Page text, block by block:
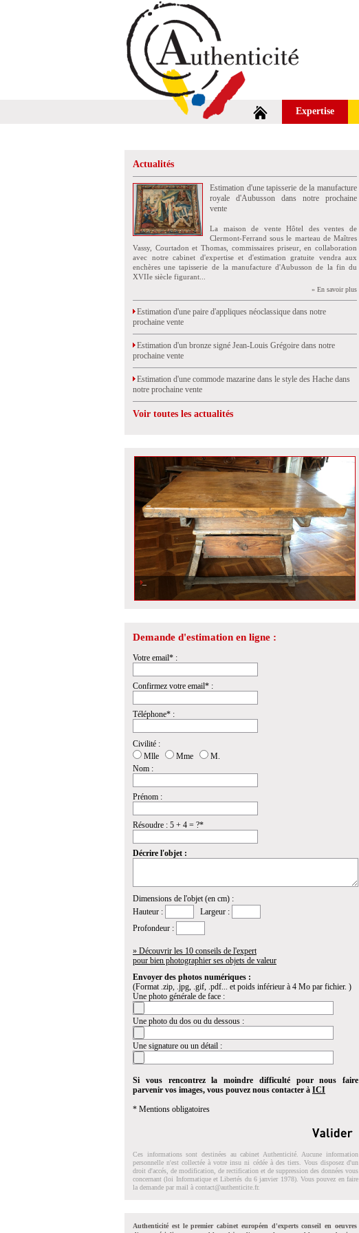
Expertise
Actualités
Estimation d'une tapisserie de la manufacture
royale d'Aubusson dans notre prochaine
vente
La maison de vente Hôtel des ventes de
Clermont-Ferrand sous le marteau de Maîtres
Vassy, Courtadon et Thomas, commissaires priseur, en collaboration
avec notre cabinet d'expertise et d'estimation gratuite vendra aux
enchères une tapisserie de la manufacture d'Aubusson de la fin du
XVIIe siècle figurant...
» En savoir plus
Estimation d'une paire d'appliques néoclassique dans notre
prochaine vente
Estimation d'un bronze signé Jean-Louis Grégoire dans notre
prochaine vente
Estimation d'une commode mazarine dans le style des Hache dans
notre prochaine vente
Voir toutes les actualités
Demande d'estimation en ligne :
Votre email* :
Confirmez votre email* :
Téléphone* :
Civilité :
Mlle
Mme
M.
Nom :
Prénom :
Résoudre : 5 + 4 = ?*
Décrire l'objet :
Dimensions de l'objet (en cm) :
Hauteur :
Largeur :
Profondeur :
» Découvrir les 10 conseils de l'expert
pour bien photographier ses objets de valeur
Envoyer des photos numériques :
(Format .zip, .jpg, .gif, .pdf... et poids inférieur à 4 Mo par fichier. )
Une photo générale de face :
Une photo du dos ou du dessous :
Une signature ou un détail :
Si vous rencontrez la moindre difficulté pour nous faire
parvenir vos images, vous pouvez nous contacter à ICI
* Mentions obligatoires
Ces informations sont destinées au cabinet Authenticité. Aucune information
personnelle n'est collectée à votre insu ni cédée à des tiers. Vous disposez d'un
droit d'accés, de modification, de rectification et de suppression des données vous
concernant (loi Informatique et Libertés du 6 janvier 1978). Vous pouvez en faire
la demande par mail à contact@authenticite.fr.
Authenticité est le premier cabinet européen d'experts conseil en oeuvres